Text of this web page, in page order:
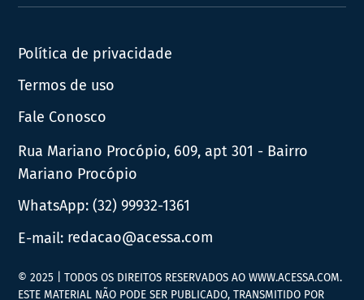
News
Política de privacidade
Termos de uso
Fale Conosco
Rua Mariano Procópio, 609, apt 301 - Bairro
Mariano Procópio
WhatsApp:(32) 99932-1361
E-mail: redacao@acessa.com
© 2025 | TODOS OS DIREITOS RESERVADOS AO WWW.ACESSA.COM.
ESTE MATERIAL NÃO PODE SER PUBLICADO, TRANSMITIDO POR